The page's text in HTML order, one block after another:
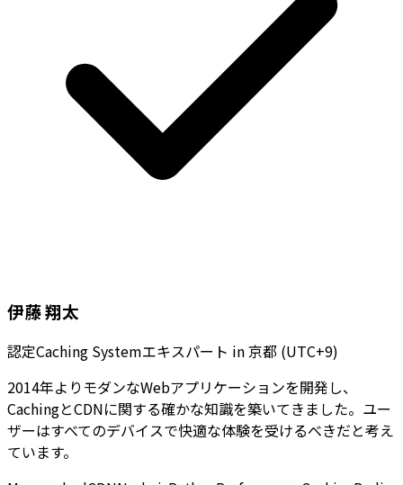
伊藤 翔太
認定Caching Systemエキスパート in京都 (UTC+9)
2014年よりモダンなWebアプリケーションを開発し、
CachingとCDNに関する確かな知識を築いてきました。ユー
ザーはすべてのデバイスで快適な体験を受けるべきだと考え
ています。